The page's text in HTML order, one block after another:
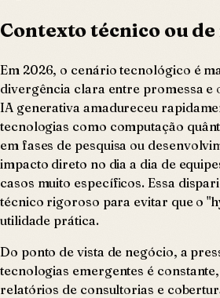
Contexto técnico ou
Em 2026, o cenário tecnológico é
divergência clara entre promessa e
IA generativa amadureceu
tecnologias como computação
em fases de pesquisa ou
impacto direto no dia a dia de
casos muito específicos. Essa
técnico rigoroso para evitar que o
utilidade prática.
Do ponto de vista de negócio, a
tecnologias emergentes é
relatórios de consultorias e